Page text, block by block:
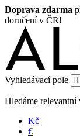
Doprava zdarma
doručení v ČR!
Vyhledávací pole
Hledáme relevantní
Kč
€